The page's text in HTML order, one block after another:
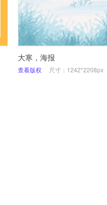
大寒，海报
查看版权 尺寸：1242*2208px